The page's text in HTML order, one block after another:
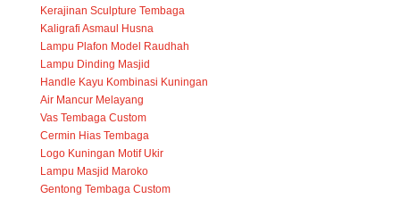
Kerajinan Sculpture Tembaga
Kaligrafi Asmaul Husna
Lampu Plafon Model Raudhah
Lampu Dinding Masjid
Handle Kayu Kombinasi Kuningan
Air Mancur Melayang
Vas Tembaga Custom
Cermin Hias Tembaga
Logo Kuningan Motif Ukir
Lampu Masjid Maroko
Gentong Tembaga Custom